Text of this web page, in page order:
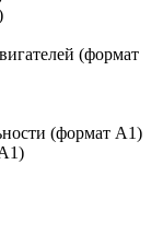
(формат
(формат А1)